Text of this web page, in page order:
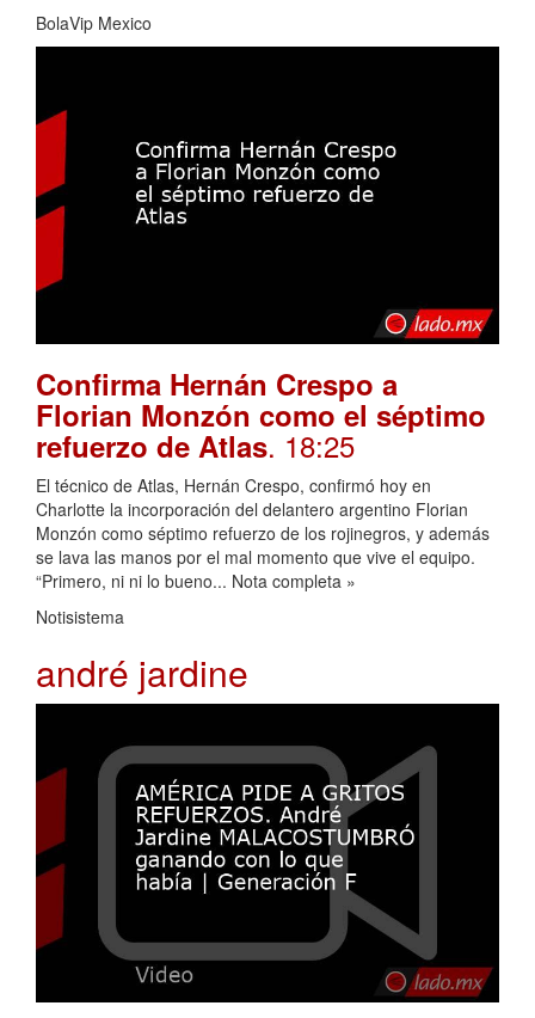
BolaVip Mexico
Confirma Hernán Crespo a
Florian Monzón como el séptimo
refuerzo de Atlas. 18:25
El técnico de Atlas, Hernán Crespo, confirmó hoy en
Charlotte la incorporación del delantero argentino Florian
Monzón como séptimo refuerzo de los rojinegros, y además
se lava las manos por el mal momento que vive el equipo.
“Primero, ni ni lo bueno... Nota completa »
Notisistema
andré jardine